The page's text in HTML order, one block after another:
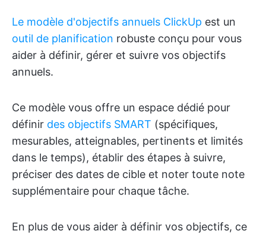
Le modèle d'objectifs annuels ClickUp est un
outil de planification robuste conçu pour vous
aider à définir, gérer et suivre vos objectifs
annuels.
Ce modèle vous offre un espace dédié pour
définir des objectifs SMART (spécifiques,
mesurables, atteignables, pertinents et limités
dans le temps), établir des étapes à suivre,
préciser des dates de cible et noter toute note
supplémentaire pour chaque tâche.
En plus de vous aider à définir vos objectifs, ce